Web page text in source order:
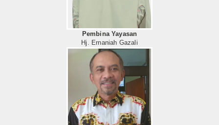
Pembina Yayasan
Hj. Ernaniah Gazali